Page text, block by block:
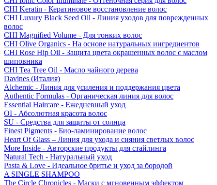
CHI Keratin - Кератиновое восстановление волос
CHI Luxury Black Seed Oil - Линия уходов для поврежденных
волос
CHI Magnified Volume - Для тонких волос
CHI Olive Organics - На основе натуральных ингредиентов
CHI Rose Hip Oil - Защита цвета окрашенных волос с маслом
шиповника
CHI Tea Tree Oil - Масло чайного дерева
Davines (Италия)
Alchemic - Линия для усиления и поддержания цвета
Authentic Formulas - Органическая линия для волос
Essential Haircare - Eжедневный уход
OI - Абсолютная красота волос
SU - Средства для защиты от солнца
Finest Pigments - Био-ламинирование волос
Heart Of Glass – Линия для ухода и сияния светлых волос
More Inside - Авторские продукты для стайлинга
Natural Tech - Натуральный уход
Pasta & Love - Идеальное бритье и уход за бородой
A SINGLE SHAMPOO
The Circle Chronicles - Маски с мгновенным эффектом